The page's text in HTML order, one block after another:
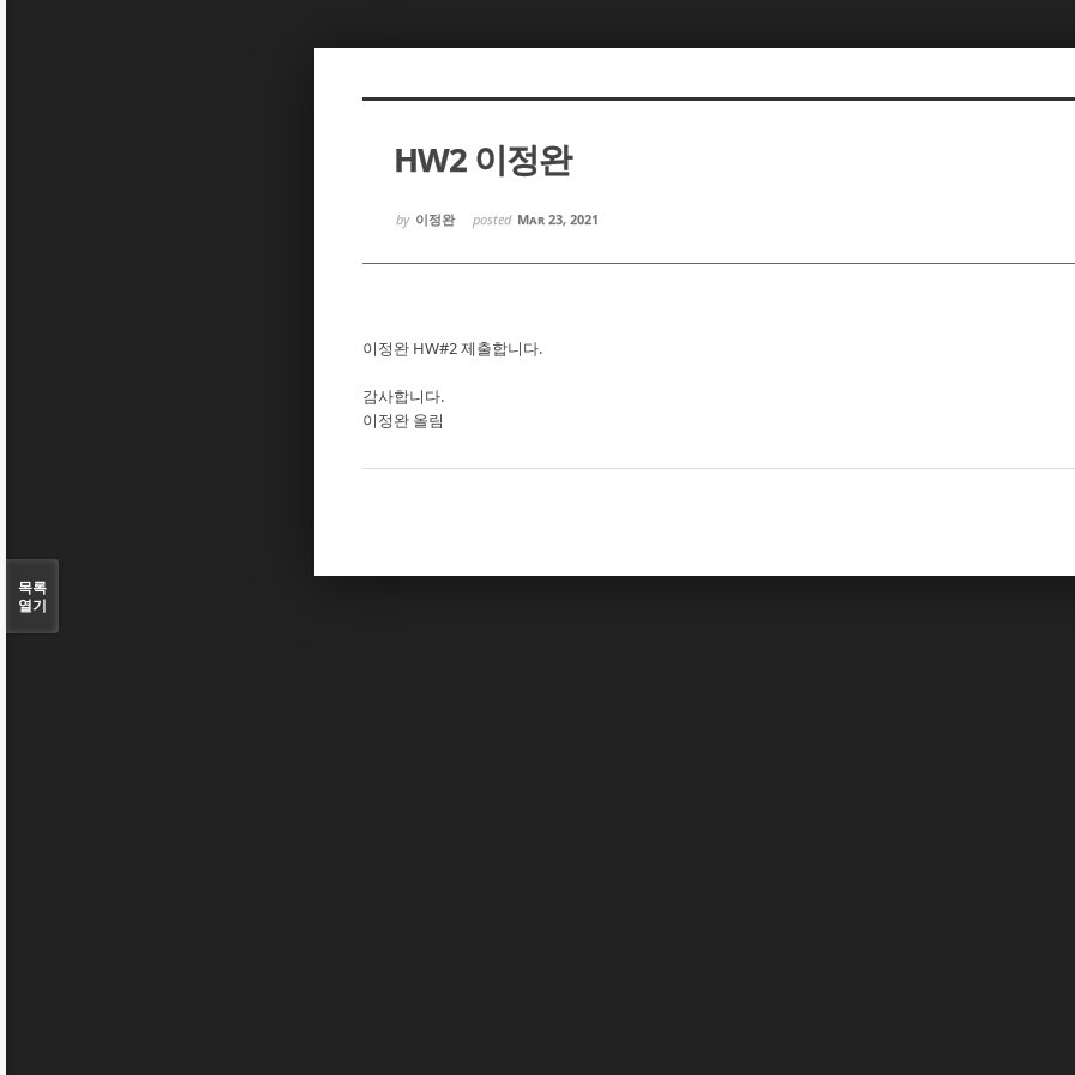
HW2 이정완
by 이정완 posted Mar 23, 2021
이정완 HW#2 제출합니다.
감사합니다.
이정완 올림
목록
열기
Sketchbook5, 스케치북5
Sketchbook5, 스케치북5
Sketchbook5, 스케치북5
Sketchbook5, 스케치북5